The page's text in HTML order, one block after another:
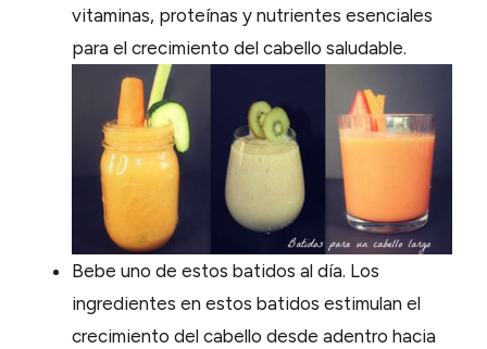
vitaminas, proteínas y nutrientes esenciales
para el crecimiento del cabello saludable.
Bebe uno de estos batidos al día. Los
ingredientes en estos batidos estimulan el
crecimiento del cabello desde adentro hacia